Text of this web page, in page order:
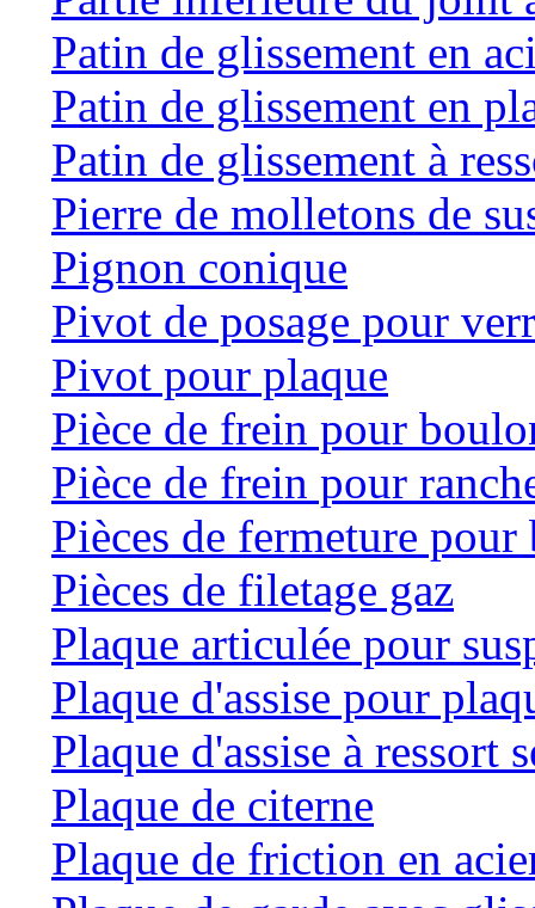
Patin de glissement en
Patin de glissement en
Patin de glissement à
Pierre de molletons de
Pignon conique
Pivot de posage pour
Pivot pour plaque
Pièce de frein pour
Pièce de frein pour
Pièces de fermeture
Pièces de filetage gaz
Plaque articulée pour
Plaque d'assise pour
Plaque d'assise à ressort
Plaque de citerne
Plaque de friction en